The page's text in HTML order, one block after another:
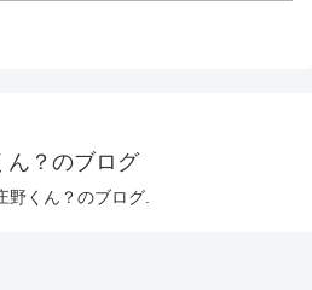
ん？のブログ
野くん？のブログ.